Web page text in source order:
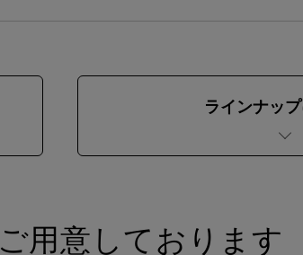
ラインナップ
ご用意しております